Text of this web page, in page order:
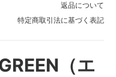
返品について
特定商取引法に基づく表記
（エ